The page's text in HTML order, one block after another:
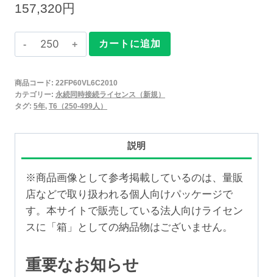
157,320円
Claris
FileMaker
永
続
接
続
ラ
イ
セ
ス
新
カートに追加
商品コード: 22FP60VL6C2010
カテゴリー: 永続同時接続ライセンス（新規）
タグ: 5年, T6（250-499人）
説明
※商品画像として参考掲載しているのは、量販
店などで取り扱われる個人向けパッケージで
す。本サイトで販売している法人向けライセン
スに「箱」としての納品物はございません。
重要なお知らせ